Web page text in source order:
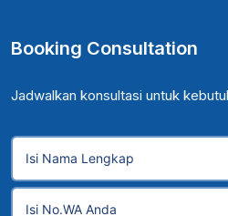
Booking Consultation
Jadwalkan konsultasi untuk